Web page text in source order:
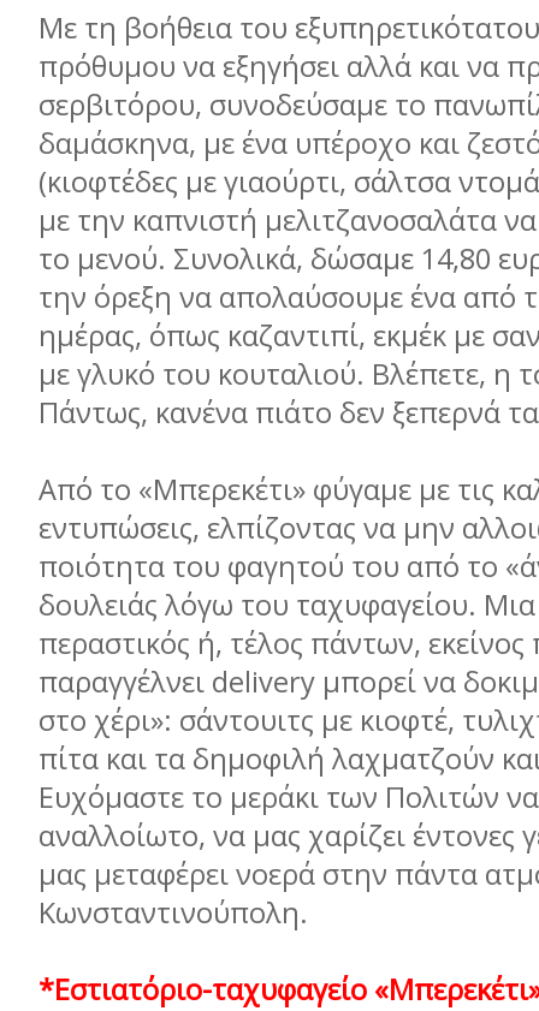
Με τη βοήθεια του
πρόθυμου να εξηγήσει αλλά και να
σερβιτόρου, συνοδεύσαμε το
δαμάσκηνα, με ένα υπέροχο και
(κιοφτέδες με γιαούρτι, σάλτσα
με την καπνιστή μελιτζανοσαλάτα
το μενού. Συνολικά, δώσαμε 14,80
την όρεξη να απολαύσουμε ένα από
ημέρας, όπως καζαντιπί, εκμέκ με
με γλυκό του κουταλιού. Βλέπετε, η
Πάντως, κανένα πιάτο δεν ξεπερνά
Από το «Μπερεκέτι» φύγαμε με τις
εντυπώσεις, ελπίζοντας να μην
ποιότητα του φαγητού του από το
δουλειάς λόγω του ταχυφαγείου. Μια
περαστικός ή, τέλος πάντων, εκείνος
παραγγέλνει delivery μπορεί να
στο χέρι»: σάντουιτς με κιοφτέ,
πίτα και τα δημοφιλή λαχματζούν
Ευχόμαστε το μεράκι των Πολιτών
αναλλοίωτο, να μας χαρίζει έντονες
μας μεταφέρει νοερά στην πάντα
Κωνσταντινούπολη.
*Εστιατόριο-ταχυφαγείο